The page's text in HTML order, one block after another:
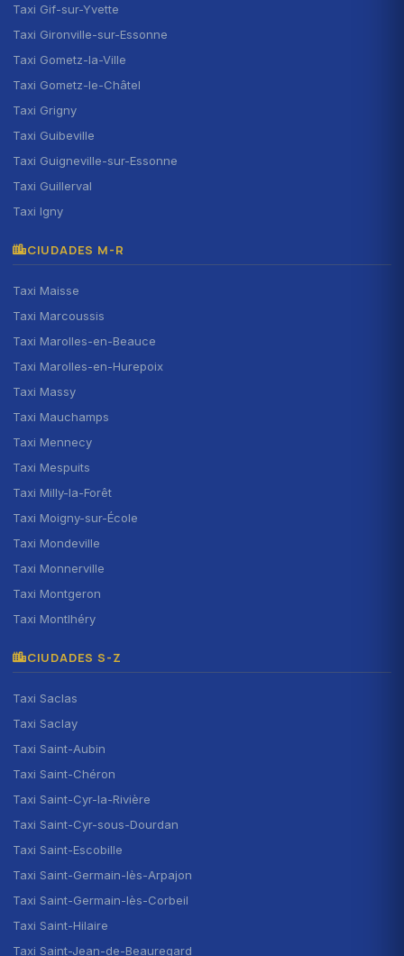
Taxi Gif-sur-Yvette
Taxi Gironville-sur-Essonne
Taxi Gometz-la-Ville
Taxi Gometz-le-Châtel
Taxi Grigny
Taxi Guibeville
Taxi Guigneville-sur-Essonne
Taxi Guillerval
Taxi Igny
CIUDADES M-R
Taxi Maisse
Taxi Marcoussis
Taxi Marolles-en-Beauce
Taxi Marolles-en-Hurepoix
Taxi Massy
Taxi Mauchamps
Taxi Mennecy
Taxi Mespuits
Taxi Milly-la-Forêt
Taxi Moigny-sur-École
Taxi Mondeville
Taxi Monnerville
Taxi Montgeron
Taxi Montlhéry
CIUDADES S-Z
Taxi Saclas
Taxi Saclay
Taxi Saint-Aubin
Taxi Saint-Chéron
Taxi Saint-Cyr-la-Rivière
Taxi Saint-Cyr-sous-Dourdan
Taxi Saint-Escobille
Taxi Saint-Germain-lès-Arpajon
Taxi Saint-Germain-lès-Corbeil
Taxi Saint-Hilaire
Taxi Saint-Jean-de-Beauregard